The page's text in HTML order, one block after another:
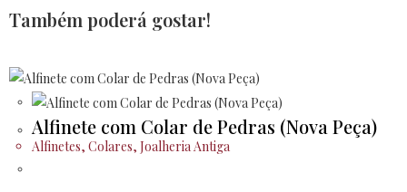
Também poderá gostar!
Alfinete com Colar de Pedras (Nova Peça)
Alfinetes, Colares, Joalheria Antiga